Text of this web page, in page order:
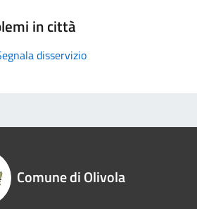
in città
disservizio
Comune di Olivola